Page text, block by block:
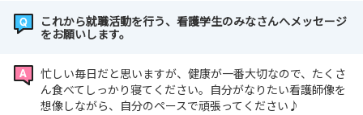
これから就職活動を行う、看護学生のみなさんへメッセージ
をお願いします。
忙しい毎日だと思いますが、健康が一番大切なので、たくさ
ん食べてしっかり寝てください。自分がなりたい看護師像を
想像しながら、自分のペースで頑張ってください♪